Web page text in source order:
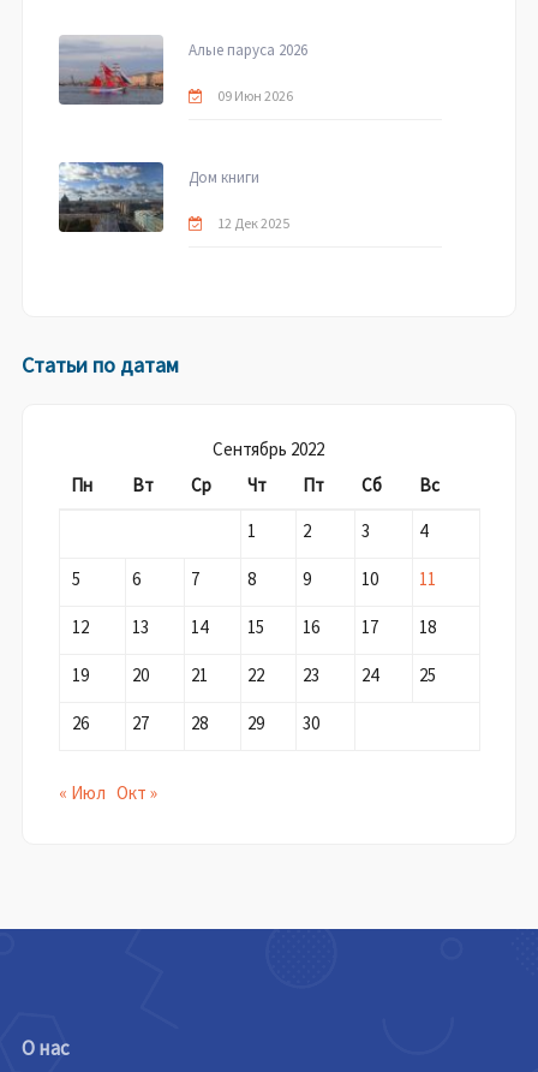
Алые паруса 2026
09 Июн 2026
Дом книги
12 Дек 2025
Статьи по датам
Сентябрь 2022
Пн
Вт Ср Чт Пт Сб
Вс
1
2 3 4
5 6 7 8 9 10 11
12 13 14 15 16 17 18
19 20 21 22 23 24 25
26 27 28 29 30
« Июл Окт »
О нас